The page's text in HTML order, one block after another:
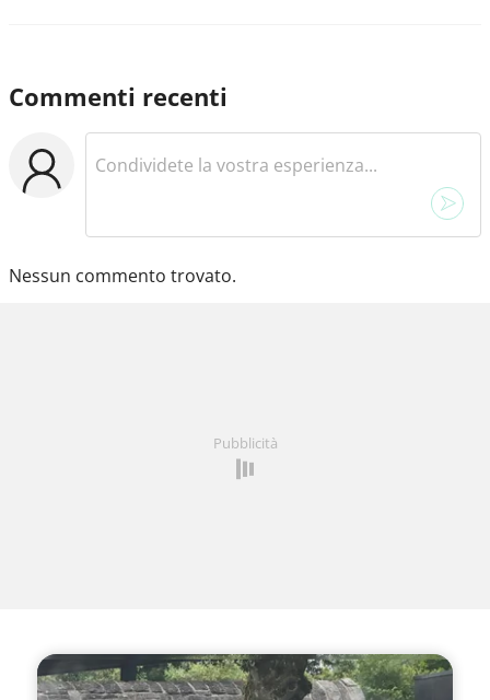
Commenti recenti
Nessun commento trovato.
Pubblicità